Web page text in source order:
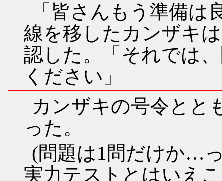
「皆さんもう準備
線を移したカンザキ
認した。「それでは
ください」
カンザキの号令とと
った。
(問題は1問だけか…
実力テストとはいえ